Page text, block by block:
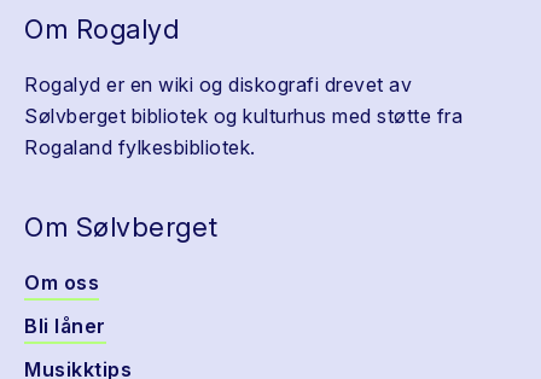
Om Rogalyd
Rogalyd er en wiki og diskografi drevet av
Sølvberget bibliotek og kulturhus med støtte fra
Rogaland fylkesbibliotek.
Om Sølvberget
Om oss
Bli låner
Musikktips